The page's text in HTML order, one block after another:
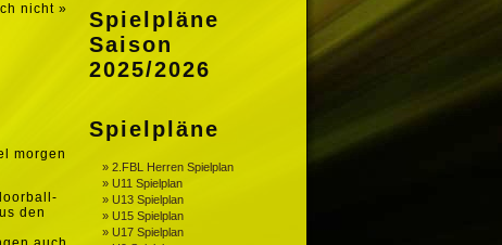
nicht »
morgen
den
Spielpläne
Saison
2025/2026
Spielpläne
» 2.FBL Herren Spielplan
» U11 Spielplan
» U13 Spielplan
» U15 Spielplan
» U17 Spielplan